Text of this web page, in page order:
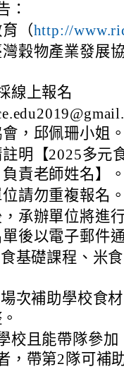
：
（http://
穀物產業發展
線上報名
，邱佩珊小姐
明【2025多元
責老師姓名】
請勿重複報名
承辦單位將進
後以電子郵件
基礎課程、米
次補助學校食
校且能帶隊參
，帶第2隊可補